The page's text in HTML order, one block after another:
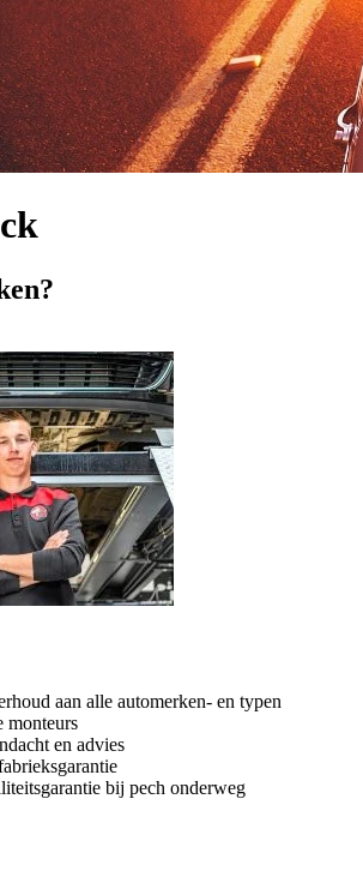
aan alle automerken- en typen
monteurs
en advies
bij pech onderweg